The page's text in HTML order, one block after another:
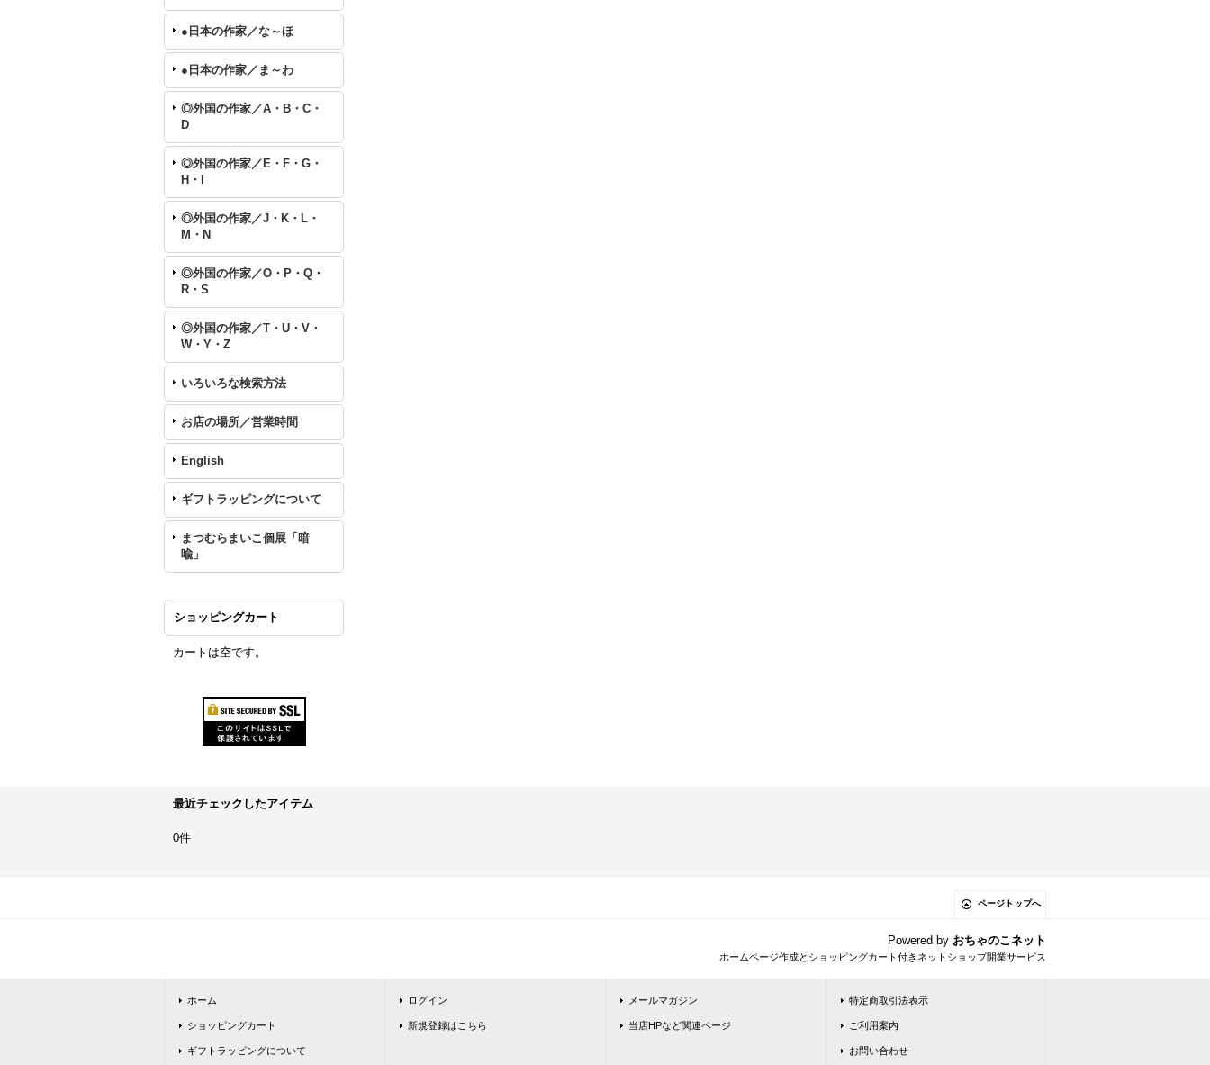
●日本の作家／な～ほ
●日本の作家／ま～わ
◎外国の作家／A・B・C・
D
◎外国の作家／E・F・G・
H・I
◎外国の作家／J・K・L・
M・N
◎外国の作家／O・P・Q・
R・S
◎外国の作家／T・U・V・
W・Y・Z
いろいろな検索方法
お店の場所／営業時間
English
ギフトラッピングについて
まつむらまいこ個展「暗
喩」
ショッピングカート
カートは空です。
最近チェックしたアイテム
0件
ページトップへ
Powered by おちゃのこネット
ホームページ作成とショッピングカート付きネットショップ開業サービス
ホーム
ショッピングカート
ギフトラッピングについて
ログイン
新規登録はこちら
メールマガジン
当店HPなど関連ページ
特定商取引法表示
ご利用案内
お問い合わせ